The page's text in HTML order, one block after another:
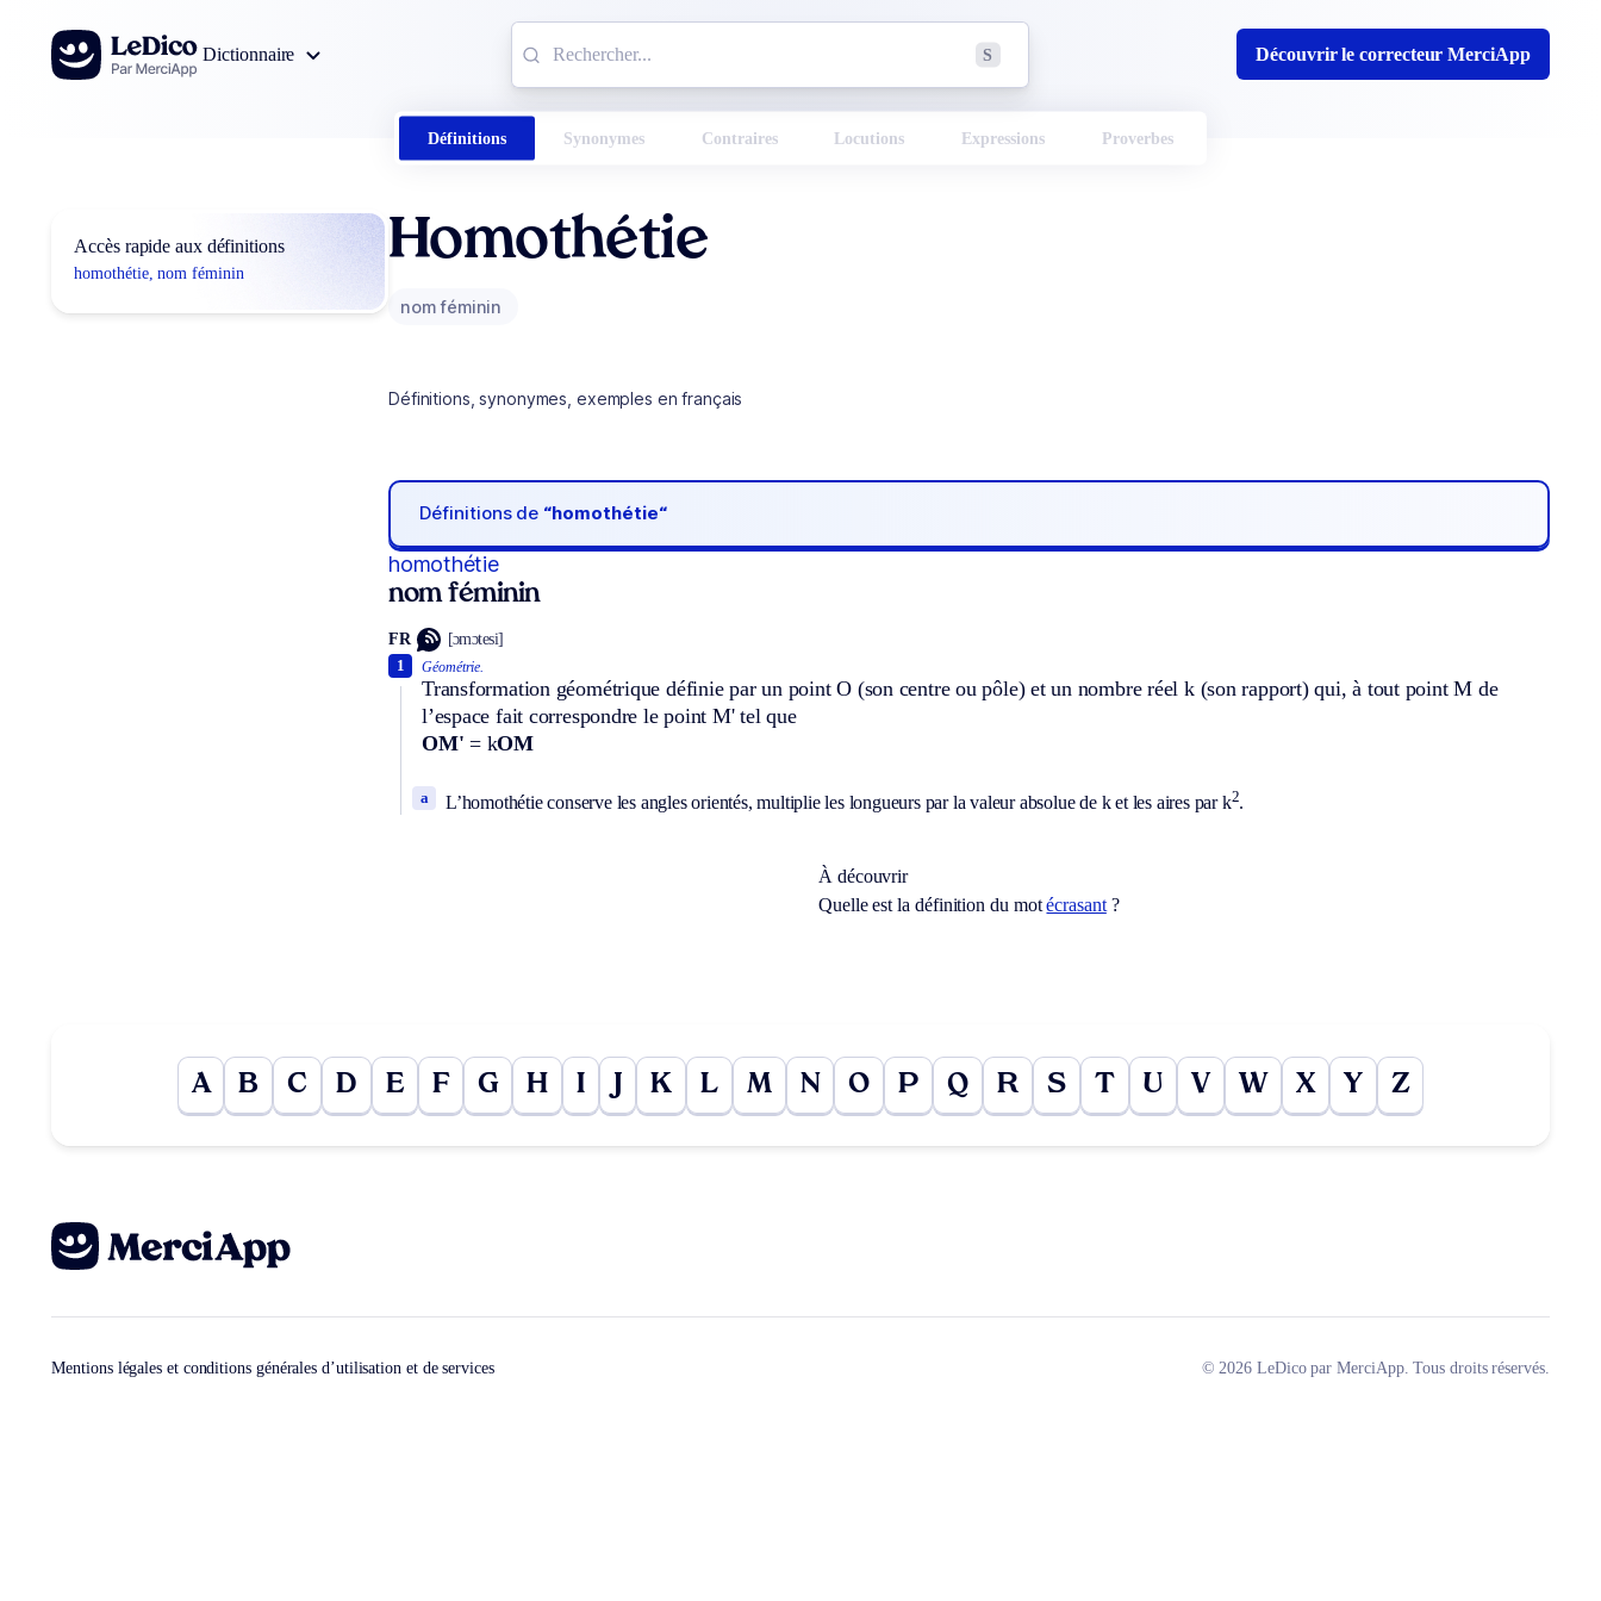
Aller au contenu
Dictionnaire
S Découvrir le correcteur MerciApp
Définitions Synonymes Contraires Locutions Expressions Proverbes
Accès rapide aux définitions
homothétie, nom féminin
Homothétie
nom féminin
Définitions, synonymes, exemples en français
Définitions de “homothétie“
homothétie
nom féminin
FR [ɔmɔtesi]
Géométrie.
Transformation géométrique définie par un point O (son centre ou pôle) et un nombre réel k (son rapport) qui, à tout point M de
l’espace fait correspondre le point M' tel que
OM' = kOM
1
L’homothétie conserve les angles orientés, multiplie les longueurs par la valeur absolue de k et les aires par k2.
a
À découvrir
Quelle est la définition du motécrasant?
A B C D E F G H I J K L M N O P Q R S T U V W X Y Z
Mentions légales et conditions générales d’utilisation et de services © 2026 LeDico par MerciApp. Tous droits réservés.